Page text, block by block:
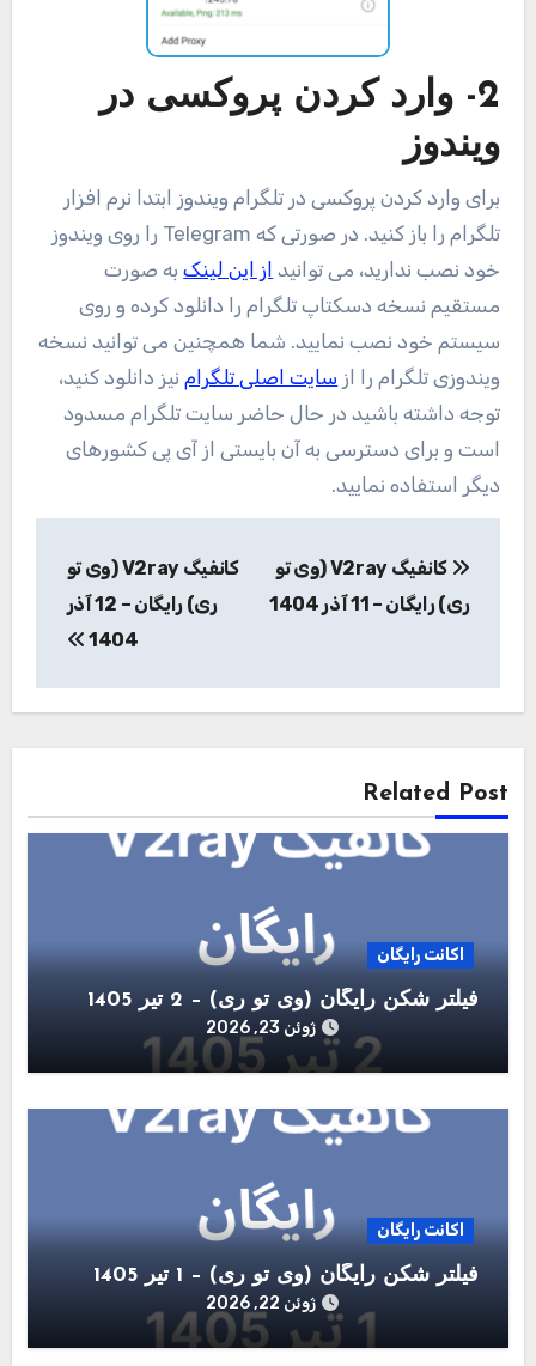
2- وارد کردن پروکسی در
ویندوز
برای وارد کردن پروکسی در تلگرام ویندوز ابتدا نرم افزار
تلگرام را باز کنید. در صورتی که Telegram را روی ویندوز
خود نصب ندارید، می توانید از این لینکبه صورت
مستقیم نسخه دسکتاپ تلگرام را دانلود کرده و روی
سیستم خود نصب نمایید. شما همچنین می توانید نسخه
ویندوزی تلگرام را از سایت اصلی تلگرام نیز دانلود کنید،
توجه داشته باشید در حال حاضر سایت تلگرام مسدود
است و برای دسترسی به آن بایستی از آی پی کشورهای
دیگر استفاده نمایید.
نوشته
کانفیگ V2ray (وی تو
ری) رایگان – 11 آذر 1404
کانفیگ V2ray (وی تو
ری) رایگان – 12 آذر
1404
Related Post
اکانت رایگان
فیلتر شکن رایگان (وی تو ری) – 2 تیر 1405
ژوئن 23, 2026
اکانت رایگان
فیلتر شکن رایگان (وی تو ری) – 1 تیر 1405
ژوئن 22, 2026